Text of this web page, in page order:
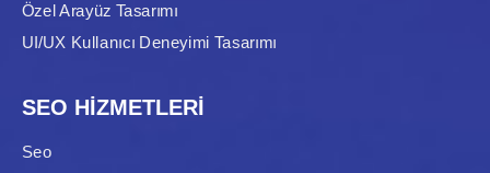
Özel Arayüz Tasarımı
UI/UX Kullanıcı Deneyimi Tasarımı
SEO HİZMETLERİ
Seo